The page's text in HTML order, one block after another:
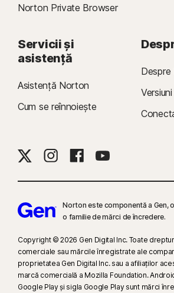
Norton Private Browser
Servicii și
asistență
Asistență Norton
Cum se reînnoiește
Norton este componentă a Gen,
o familie de mărci de încredere.
Copyright © 2026 Gen Digital Inc. Toate
comerciale sau mărcile înregistrate ale
proprietatea Gen Digital Inc. sau a afiliaților
marcă comercială a Mozilla Foundation.
Google Play și sigla Google Play sunt mărci